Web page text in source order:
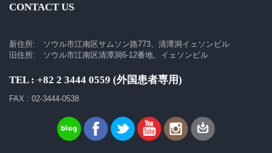
CONTACT US
新住所: ソウル市江南区サムソン路773、清潭洞イェソンビル
旧住所: ソウル市江南区清潭洞6-12番地、イェソンビル
TEL : +82 2 3444 0559 (外国患者専用)
FAX : 02-3444-0538